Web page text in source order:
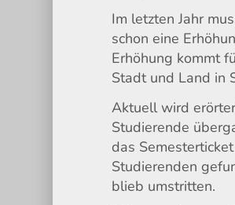
Im letzten Jahr
schon eine
Erhöhung kommt
Stadt und Land in
Aktuell wird
Studierende
das
Studierenden
blieb umstritten.